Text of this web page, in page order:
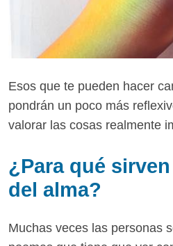
Esos que te pueden hacer
pondrán un poco más
valorar las cosas realmente
¿Para qué
del alma?
Muchas veces las personas